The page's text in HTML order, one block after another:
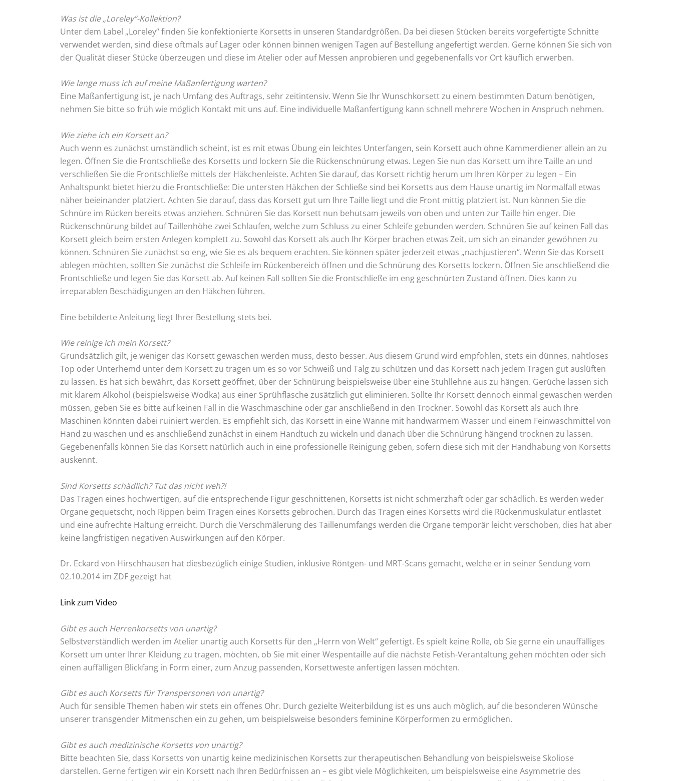
Was ist die „Loreley“-Kollektion?
Unter dem Label „Loreley“ finden Sie konfektionierte Korsetts in unseren Standardgrößen. Da bei diesen Stücken bereits vorgefertigte Schnitte
verwendet werden, sind diese oftmals auf Lager oder können binnen wenigen Tagen auf Bestellung angefertigt werden. Gerne können Sie sich von
der Qualität dieser Stücke überzeugen und diese im Atelier oder auf Messen anprobieren und gegebenenfalls vor Ort käuflich erwerben.
Wie lange muss ich auf meine Maßanfertigung warten?
Eine Maßanfertigung ist, je nach Umfang des Auftrags, sehr zeitintensiv. Wenn Sie Ihr Wunschkorsett zu einem bestimmten Datum benötigen,
nehmen Sie bitte so früh wie möglich Kontakt mit uns auf. Eine individuelle Maßanfertigung kann schnell mehrere Wochen in Anspruch nehmen.
Wie ziehe ich ein Korsett an?
Auch wenn es zunächst umständlich scheint, ist es mit etwas Übung ein leichtes Unterfangen, sein Korsett auch ohne Kammerdiener allein an zu
legen. Öffnen Sie die Frontschließe des Korsetts und lockern Sie die Rückenschnürung etwas. Legen Sie nun das Korsett um ihre Taille an und
verschließen Sie die Frontschließe mittels der Häkchenleiste. Achten Sie darauf, das Korsett richtig herum um Ihren Körper zu legen – Ein
Anhaltspunkt bietet hierzu die Frontschließe: Die untersten Häkchen der Schließe sind bei Korsetts aus dem Hause unartig im Normalfall etwas
näher beieinander platziert. Achten Sie darauf, dass das Korsett gut um Ihre Taille liegt und die Front mittig platziert ist. Nun können Sie die
Schnüre im Rücken bereits etwas anziehen. Schnüren Sie das Korsett nun behutsam jeweils von oben und unten zur Taille hin enger. Die
Rückenschnürung bildet auf Taillenhöhe zwei Schlaufen, welche zum Schluss zu einer Schleife gebunden werden. Schnüren Sie auf keinen Fall das
Korsett gleich beim ersten Anlegen komplett zu. Sowohl das Korsett als auch Ihr Körper brachen etwas Zeit, um sich an einander gewöhnen zu
können. Schnüren Sie zunächst so eng, wie Sie es als bequem erachten. Sie können später jederzeit etwas „nachjustieren“. Wenn Sie das Korsett
ablegen möchten, sollten Sie zunächst die Schleife im Rückenbereich öffnen und die Schnürung des Korsetts lockern. Öffnen Sie anschließend die
Frontschließe und legen Sie das Korsett ab. Auf keinen Fall sollten Sie die Frontschließe im eng geschnürten Zustand öffnen. Dies kann zu
irreparablen Beschädigungen an den Häkchen führen.
Eine bebilderte Anleitung liegt Ihrer Bestellung stets bei.
Wie reinige ich mein Korsett?
Grundsätzlich gilt, je weniger das Korsett gewaschen werden muss, desto besser. Aus diesem Grund wird empfohlen, stets ein dünnes, nahtloses
Top oder Unterhemd unter dem Korsett zu tragen um es so vor Schweiß und Talg zu schützen und das Korsett nach jedem Tragen gut auslüften
zu lassen. Es hat sich bewährt, das Korsett geöffnet, über der Schnürung beispielsweise über eine Stuhllehne aus zu hängen. Gerüche lassen sich
mit klarem Alkohol (beispielsweise Wodka) aus einer Sprühflasche zusätzlich gut eliminieren. Sollte Ihr Korsett dennoch einmal gewaschen werden
müssen, geben Sie es bitte auf keinen Fall in die Waschmaschine oder gar anschließend in den Trockner. Sowohl das Korsett als auch Ihre
Maschinen könnten dabei ruiniert werden. Es empfiehlt sich, das Korsett in eine Wanne mit handwarmem Wasser und einem Feinwaschmittel von
Hand zu waschen und es anschließend zunächst in einem Handtuch zu wickeln und danach über die Schnürung hängend trocknen zu lassen.
Gegebenenfalls können Sie das Korsett natürlich auch in eine professionelle Reinigung geben, sofern diese sich mit der Handhabung von Korsetts
auskennt.
Sind Korsetts schädlich? Tut das nicht weh?!
Das Tragen eines hochwertigen, auf die entsprechende Figur geschnittenen, Korsetts ist nicht schmerzhaft oder gar schädlich. Es werden weder
Organe gequetscht, noch Rippen beim Tragen eines Korsetts gebrochen. Durch das Tragen eines Korsetts wird die Rückenmuskulatur entlastet
und eine aufrechte Haltung erreicht. Durch die Verschmälerung des Taillenumfangs werden die Organe temporär leicht verschoben, dies hat aber
keine langfristigen negativen Auswirkungen auf den Körper.
Dr. Eckard von Hirschhausen hat diesbezüglich einige Studien, inklusive Röntgen- und MRT-Scans gemacht, welche er in seiner Sendung vom
02.10.2014 im ZDF gezeigt hat
Link zum Video
Gibt es auch Herrenkorsetts von unartig?
Selbstverständlich werden im Atelier unartig auch Korsetts für den „Herrn von Welt“ gefertigt. Es spielt keine Rolle, ob Sie gerne ein unauffälliges
Korsett um unter Ihrer Kleidung zu tragen, möchten, ob Sie mit einer Wespentaille auf die nächste Fetish-Verantaltung gehen möchten oder sich
einen auffälligen Blickfang in Form einer, zum Anzug passenden, Korsettweste anfertigen lassen möchten.
Gibt es auch Korsetts für Transpersonen von unartig?
Auch für sensible Themen haben wir stets ein offenes Ohr. Durch gezielte Weiterbildung ist es uns auch möglich, auf die besonderen Wünsche
unserer transgender Mitmenschen ein zu gehen, um beispielsweise besonders feminine Körperformen zu ermöglichen.
Gibt es auch medizinische Korsetts von unartig?
Bitte beachten Sie, dass Korsetts von unartig keine medizinischen Korsetts zur therapeutischen Behandlung von beispielsweise Skoliose
darstellen. Gerne fertigen wir ein Korsett nach Ihren Bedürfnissen an – es gibt viele Möglichkeiten, um beispielsweise eine Asymmetrie des